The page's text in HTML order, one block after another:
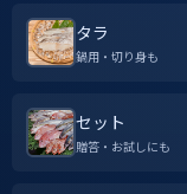
タラ
鍋用・切り身も
セット
贈答・お試しにも